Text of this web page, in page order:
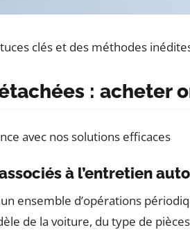
clés et des méthodes
: acheter
à l’entretien
ensemble d’opérations
de la voiture, du type de